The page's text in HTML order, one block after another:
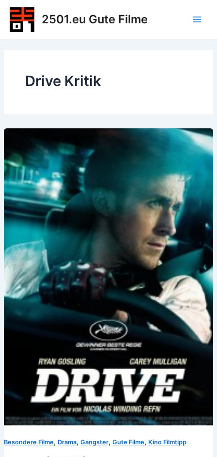
Zum
Inhalt
springen
2501.eu Gute Filme
Drive Kritik
Besondere Filme, Drama, Gangster, Gute Filme, Kino Filmtipp